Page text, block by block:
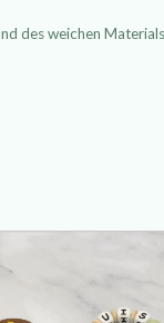
des weichen